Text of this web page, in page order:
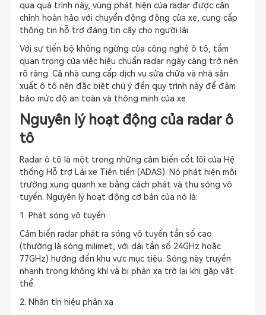
qua quá trình này, vùng phát hiện của radar được căn
chỉnh hoàn hảo với chuyển động động của xe, cung cấp
thông tin hỗ trợ đáng tin cậy cho người lái.
Với sự tiến bộ không ngừng của công nghệ ô tô, tầm
quan trọng của việc hiệu chuẩn radar ngày càng trở nên
rõ ràng. Cả nhà cung cấp dịch vụ sửa chữa và nhà sản
xuất ô tô nên đặc biệt chú ý đến quy trình này để đảm
bảo mức độ an toàn và thông minh của xe.
Nguyên lý hoạt động của radar ô
tô
Radar ô tô là một trong những cảm biến cốt lõi của Hệ
thống Hỗ trợ Lái xe Tiên tiến (ADAS). Nó phát hiện môi
trường xung quanh xe bằng cách phát và thu sóng vô
tuyến. Nguyên lý hoạt động cơ bản của nó là:
1. Phát sóng vô tuyến
Cảm biến radar phát ra sóng vô tuyến tần số cao
(thường là sóng milimet, với dải tần số 24GHz hoặc
77GHz) hướng đến khu vực mục tiêu. Sóng này truyền
nhanh trong không khí và bị phản xạ trở lại khi gặp vật
thể.
2. Nhận tín hiệu phản xạ